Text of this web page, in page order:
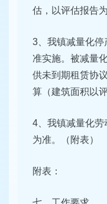
估，以评估报告
3、我镇减量化
准实施。被减量
供未到期租赁协
算（建筑面积以
4、我镇减量化劳
为准。（附表）
附表：